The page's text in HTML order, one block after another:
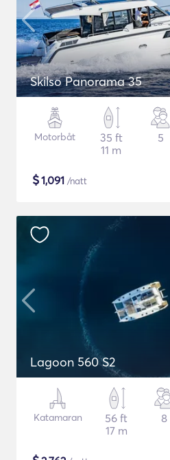
Skilso Panorama 35
Motorbåt
35 ft
11 m
5
$1,091 /natt
Lagoon 560 S2
Katamaran
56 ft
17 m
8